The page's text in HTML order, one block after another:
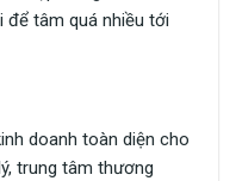
để tâm quá nhiều tới
doanh toàn diện cho
trung tâm thương